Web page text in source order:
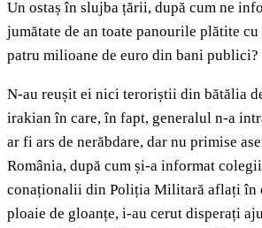
Un ostaș în slujba țării, după cum ne
jumătate de an toate panourile plătite
patru milioane de euro din bani publici?
N-au reușit ei nici teroriștii din bătălia
irakian în care, în fapt, generalul n-a
ar fi ars de nerăbdare, dar nu primise
România, după cum și-a informat
conaționalii din Poliția Militară aflați în
ploaie de gloanțe, i-au cerut disperați